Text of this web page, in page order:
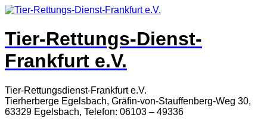
Tier-Rettungs-Dienst-
Frankfurt e.V.
Tier-Rettungsdienst-Frankfurt e.V.
Tierherberge Egelsbach, Gräfin-von-Stauffenberg-Weg 30,
63329 Egelsbach, Telefon: 06103 – 49336